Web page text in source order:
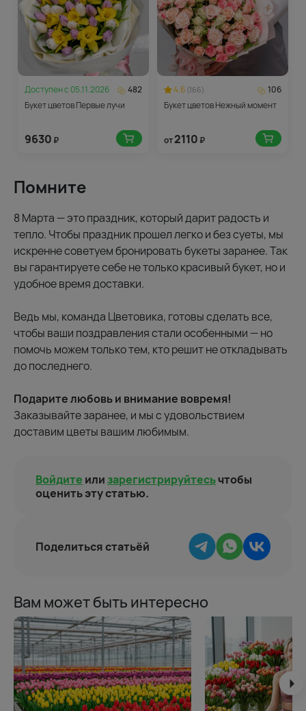
Доступен с 05.11.2026
482
Букет цветов Первые лучи
9630 ₽
4.6 (166)
106
Букет цветов Нежный момент
от2110 ₽
Помните
8 Марта — это праздник, который дарит радость и
тепло. Чтобы праздник прошел легко и без суеты, мы
искренне советуем бронировать букеты заранее. Так
вы гарантируете себе не только красивый букет, но и
удобное время доставки.
Ведь мы, команда Цветовика, готовы сделать все,
чтобы ваши поздравления стали особенными — но
помочь можем только тем, кто решит не откладывать
до последнего.
Подарите любовь и внимание вовремя!
Заказывайте заранее, и мы с удовольствием
доставим цветы вашим любимым.
Войдите илизарегистрируйтесьчтобы
оценить эту статью.
Поделиться статьёй
Вам может быть интересно